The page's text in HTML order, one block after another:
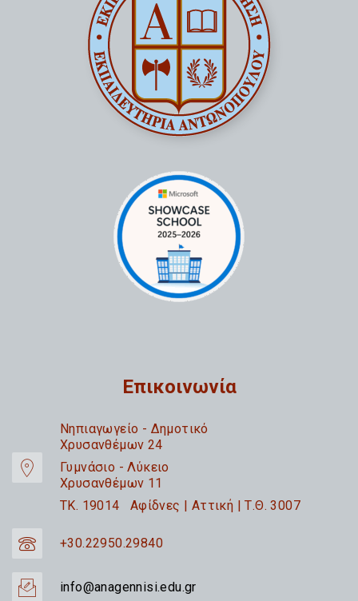
Επικοινωνία
Nηπιαγωγείο - Δημοτικό
Χρυσανθέμων 24
Γυμνάσιο - Λύκειο
Χρυσανθέμων 11
TK. 19014 Αφίδνες | Αττική | Τ.Θ. 3007
+30.22950.29840
info@anagennisi.edu.gr